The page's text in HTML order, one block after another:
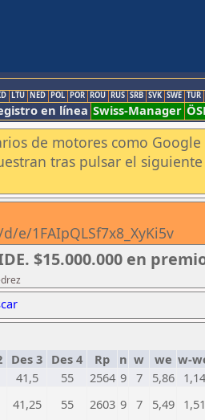
LTU NED POL POR ROU RUS SRB SVK SWE TUR
en línea Swiss-Manager
de motores como Google
tras pulsar el
1FAIpQLSf7x8_XyKi5v
$15.000.000 en
Des 3 Des 4 Rp n w we w-
41,5 55 2564 9 7 5,86 1,14
41,25 55 2603 9 7 5,49 1,51